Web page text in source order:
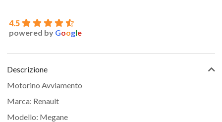
4.5
powered by Google
Descrizione
Motorino Avviamento
Marca: Renault
Modello: Megane